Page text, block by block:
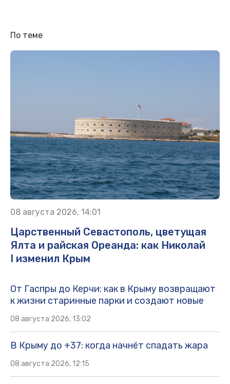
По теме
08 августа 2026, 14:01
Царственный Севастополь, цветущая
Ялта и райская Ореанда: как Николай
I изменил Крым
От Гаспры до Керчи: как в Крыму возвращают
к жизни старинные парки и создают новые
08 августа 2026, 13:02
В Крыму до +37: когда начнёт спадать жара
08 августа 2026, 12:15